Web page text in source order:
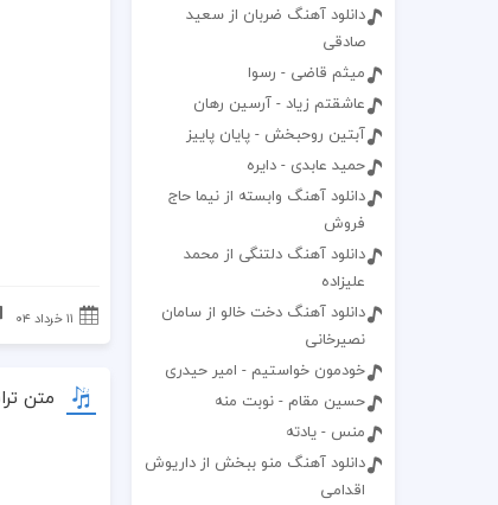
دانلود آهنگ ضربان از سعید
صادقی
میثم قاضی - رسوا
عاشقتم زیاد - آرسین رهان
آبتین روحبخش - پایان پاییز
حمید عابدی - دایره
دانلود آهنگ وابسته از نیما حاج
فروش
دانلود آهنگ دلتنگی از محمد
علیزاده
دانلود آهنگ دخت خالو از سامان
نصیرخانی
خودمون خواستیم - امیر حیدری
حسین مقام - نوبت منه
منس - یادته
دانلود آهنگ منو ببخش از داریوش
اقدامی
۱۱ خرداد ۰۴
متن